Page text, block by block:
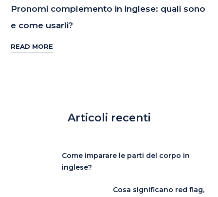
Pronomi complemento in inglese: quali sono
e come usarli?
READ MORE
Articoli recenti
Come imparare le parti del corpo in
inglese?
Cosa significano red flag,